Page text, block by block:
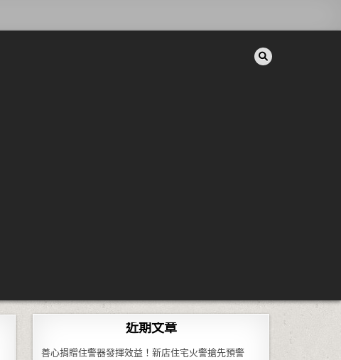
近期文章
善心捐贈住警器發揮效益！新店住宅火警搶先預警